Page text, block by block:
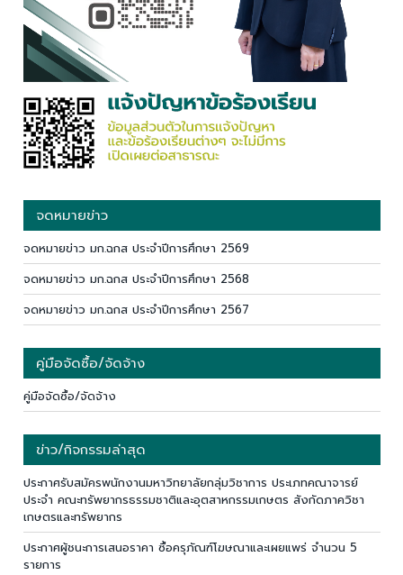
จดหมายข่าว
จดหมายข่าว มก.ฉกส ประจำปีการศึกษา 2569
จดหมายข่าว มก.ฉกส ประจำปีการศึกษา 2568
จดหมายข่าว มก.ฉกส ประจำปีการศึกษา 2567
คู่มือจัดซื้อ/จัดจ้าง
คู่มือจัดซื้อ/จัดจ้าง
ข่าว/กิจกรรมล่าสุด
ประกาศรับสมัครพนักงานมหาวิทยาลัยกลุ่มวิชาการ ประเภทคณาจารย์
ประจำ คณะทรัพยากรธรรมชาติและอุตสาหกรรมเกษตร สังกัดภาควิชา
เกษตรและทรัพยากร
ประกาศผู้ชนะการเสนอราคา ซื้อครุภัณฑ์โฆษณาและเผยแพร่ จำนวน 5
รายการ